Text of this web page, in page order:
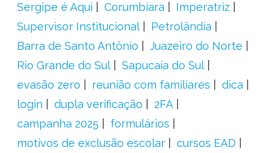
Sergipe é Aqui
Corumbiara
Imperatriz
Supervisor Institucional
Petrolândia
Barra de Santo Antônio
Juazeiro do Norte
Rio Grande do Sul
Sapucaia do Sul
evasão zero
reunião com familiares
dica
login
dupla verificação
2FA
campanha 2025
formulários
motivos de exclusão escolar
cursos EAD